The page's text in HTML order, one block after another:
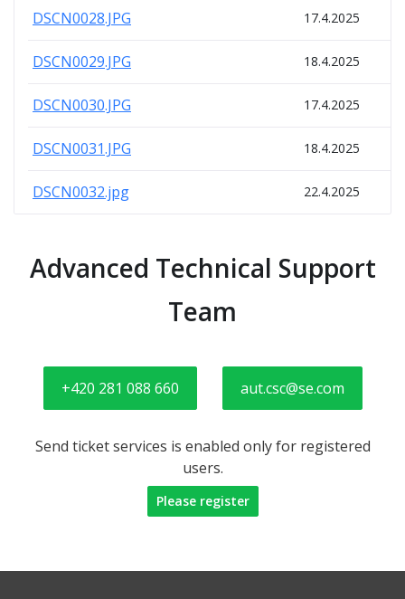
DSCN0028.JPG 17.4.2025
DSCN0029.JPG 18.4.2025
DSCN0030.JPG 17.4.2025
DSCN0031.JPG 18.4.2025
DSCN0032.jpg 22.4.2025
Advanced Technical Support
Team
+420 281 088 660 aut.csc@se.com
Send ticket services is enabled only for registered
users.
Please register